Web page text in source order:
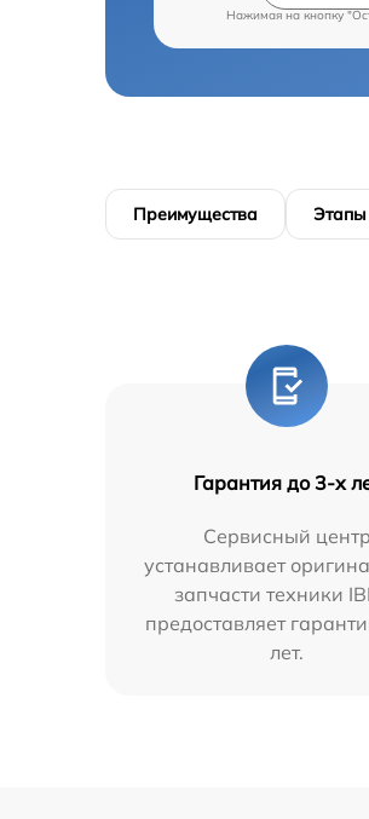
Нажимая на кнопку
Преимущества Этапы
Гарантия до 3-х
Сервисный центр
устанавливает
запчасти техники
предоставляет
лет.